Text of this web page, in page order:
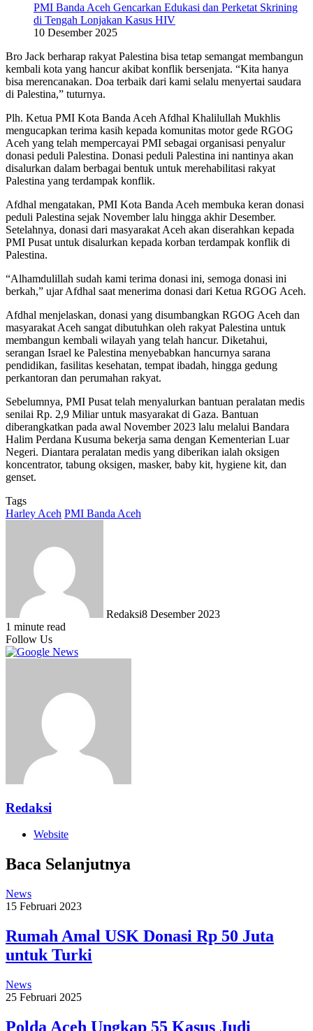
PMI Banda Aceh Gencarkan Edukasi dan Perketat Skrining
di Tengah Lonjakan Kasus HIV
10 Desember 2025
Bro Jack berharap rakyat Palestina bisa tetap semangat membangun
kembali kota yang hancur akibat konflik bersenjata. “Kita hanya
bisa merencanakan. Doa terbaik dari kami selalu menyertai saudara
di Palestina,” tuturnya.
Plh. Ketua PMI Kota Banda Aceh Afdhal Khalilullah Mukhlis
mengucapkan terima kasih kepada komunitas motor gede RGOG
Aceh yang telah mempercayai PMI sebagai organisasi penyalur
donasi peduli Palestina. Donasi peduli Palestina ini nantinya akan
disalurkan dalam berbagai bentuk untuk merehabilitasi rakyat
Palestina yang terdampak konflik.
Afdhal mengatakan, PMI Kota Banda Aceh membuka keran donasi
peduli Palestina sejak November lalu hingga akhir Desember.
Setelahnya, donasi dari masyarakat Aceh akan diserahkan kepada
PMI Pusat untuk disalurkan kepada korban terdampak konflik di
Palestina.
“Alhamdulillah sudah kami terima donasi ini, semoga donasi ini
berkah,” ujar Afdhal saat menerima donasi dari Ketua RGOG Aceh.
Afdhal menjelaskan, donasi yang disumbangkan RGOG Aceh dan
masyarakat Aceh sangat dibutuhkan oleh rakyat Palestina untuk
membangun kembali wilayah yang telah hancur. Diketahui,
serangan Israel ke Palestina menyebabkan hancurnya sarana
pendidikan, fasilitas kesehatan, tempat ibadah, hingga gedung
perkantoran dan perumahan rakyat.
Sebelumnya, PMI Pusat telah menyalurkan bantuan peralatan medis
senilai Rp. 2,9 Miliar untuk masyarakat di Gaza. Bantuan
diberangkatkan pada awal November 2023 lalu melalui Bandara
Halim Perdana Kusuma bekerja sama dengan Kementerian Luar
Negeri. Diantara peralatan medis yang diberikan ialah oksigen
koncentrator, tabung oksigen, masker, baby kit, hygiene kit, dan
genset.
Tags
Harley Aceh PMI Banda Aceh
Redaksi8 Desember 2023
1 minute read
Follow Us
Redaksi
Website
Baca Selanjutnya
News
15 Februari 2023
Rumah Amal USK Donasi Rp 50 Juta
untuk Turki
News
25 Februari 2025
Polda Aceh Ungkap 55 Kasus Judi